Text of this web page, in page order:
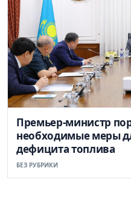
Премьер-министр
необходимые меры
дефицита топлива
БЕЗ РУБРИКИ